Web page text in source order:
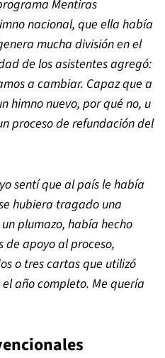
Mentiras
nacional, que ella había
mucha división en el
de los asistentes agregó:
a cambiar. Capaz que a
himno nuevo, por qué no, u
proceso de refundación del
sentí que al país le había
hubiera tragado una
plumazo, había hecho
apoyo al proceso,
o tres cartas que utilizó
año completo. Me quería